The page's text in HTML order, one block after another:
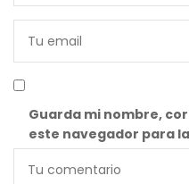
Guarda mi nombre,
este navegador para